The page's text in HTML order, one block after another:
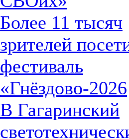
Более 11 тысяч
зрителей
фестиваль
«Гнёздово-2026
В Гагаринский